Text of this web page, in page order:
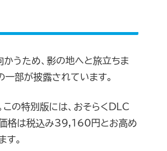
うため、影の地へと旅立ちま
一部が披露されています。
この特別版には、おそらくDLC
価格は税込み39,160円とお高め
す。